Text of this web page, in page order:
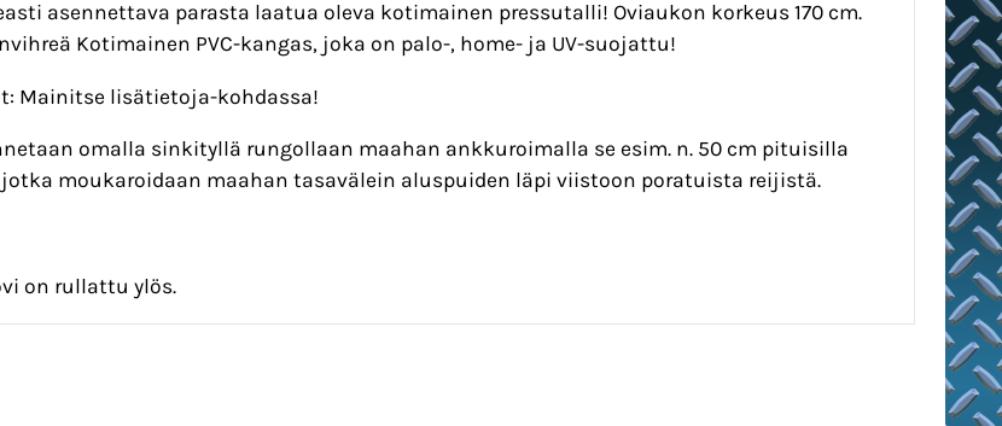
asennettava parasta laatua oleva kotimainen pressutalli! Oviaukon korkeus 170 cm.
Kotimainen PVC-kangas, joka on palo-, home- ja UV-suojattu!
Mainitse lisätietoja-kohdassa!
omalla sinkityllä rungollaan maahan ankkuroimalla se esim. n. 50 cm pituisilla
moukaroidaan maahan tasavälein aluspuiden läpi viistoon poratuista reijistä.
on rullattu ylös.